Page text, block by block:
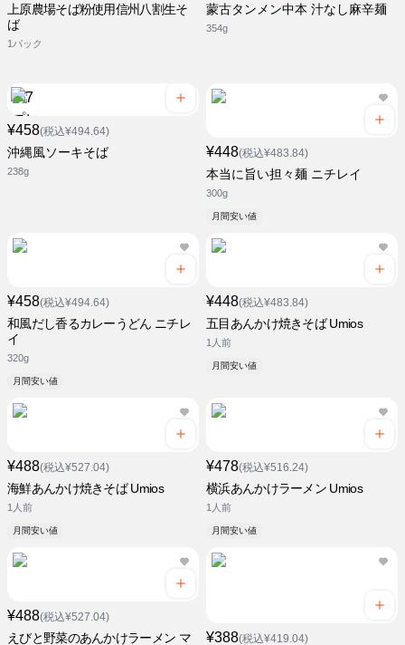
上原農場そば粉使用信州八割生そ
ば
1パック
蒙古タンメン中本 汁なし麻辛麺
354g
¥458(税込¥494.64)
沖縄風ソーキそば
238g
¥448(税込¥483.84)
本当に旨い担々麺 ニチレイ
300g
月間安い値
¥458(税込¥494.64)
和風だし香るカレーうどん ニチレ
イ
320g
月間安い値
¥448(税込¥483.84)
五目あんかけ焼きそば Umios
1人前
月間安い値
¥488(税込¥527.04)
海鮮あんかけ焼きそば Umios
1人前
月間安い値
¥478(税込¥516.24)
横浜あんかけラーメン Umios
1人前
月間安い値
¥488(税込¥527.04)
えびと野菜のあんかけラーメン マ
¥388(税込¥419.04)